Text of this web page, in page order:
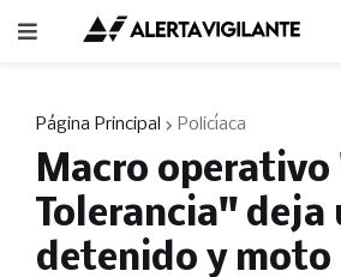
Página Principal Policíaca
Macro operativo
Tolerancia" deja
detenido y moto